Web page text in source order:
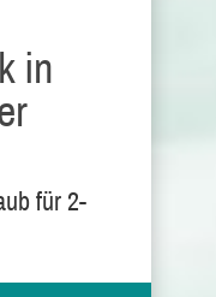
in
für 2-